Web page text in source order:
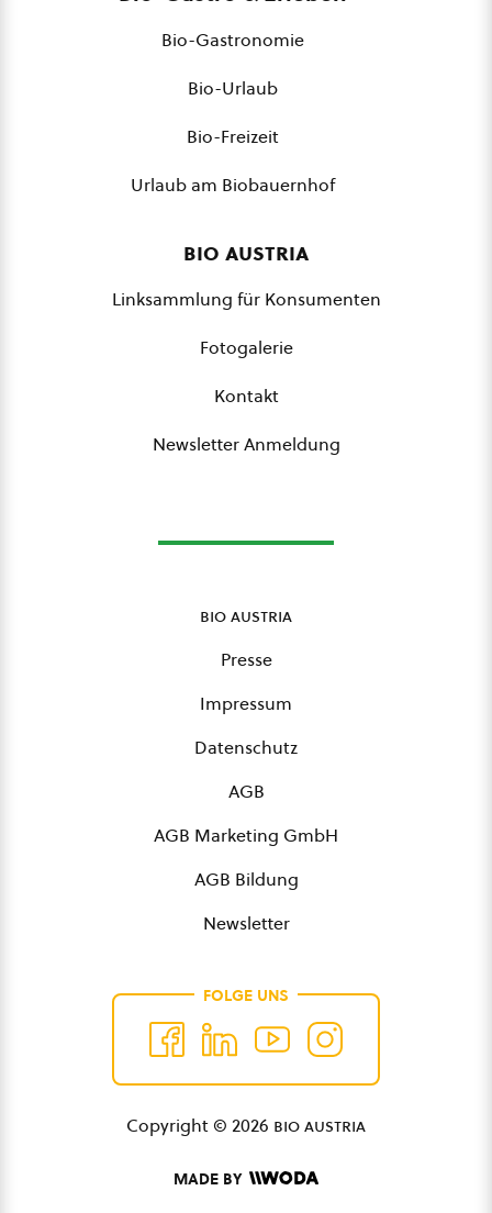
Bio-Gastronomie
Bio-Urlaub
Bio-Freizeit
Urlaub am Biobauernhof
bio austria
Linksammlung für Konsumenten
Fotogalerie
Kontakt
Newsletter Anmeldung
bio austria
Presse
Impressum
Datenschutz
AGB
AGB Marketing GmbH
AGB Bildung
Newsletter
FOLGE UNS
Copyright © 2026 bio austria
MADE BY